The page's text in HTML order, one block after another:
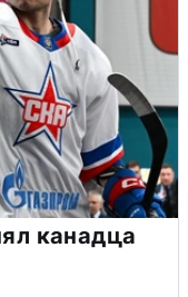
канадца